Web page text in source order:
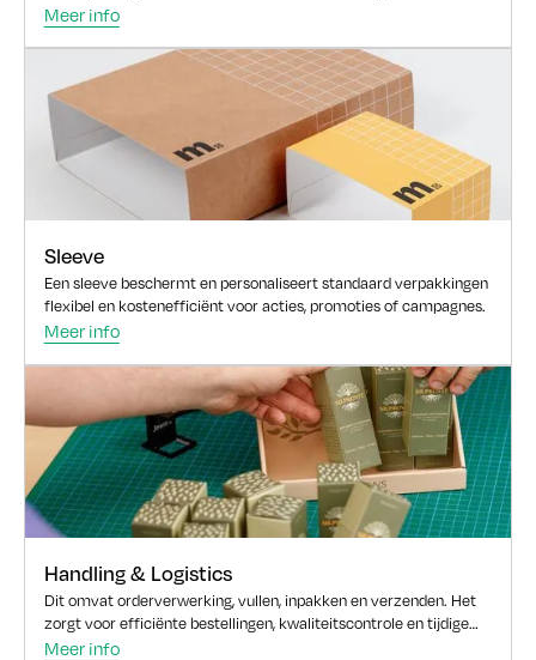
ontwikkelt de juiste inlay voor uw product.
Meer info
Sleeve
Een sleeve beschermt en personaliseert standaard verpakkingen
flexibel en kostenefficiënt voor acties, promoties of campagnes.
Meer info
Handling & Logistics
Dit omvat orderverwerking, vullen, inpakken en verzenden. Het
zorgt voor efficiënte bestellingen, kwaliteitscontrole en tijdige
levering.
Meer info